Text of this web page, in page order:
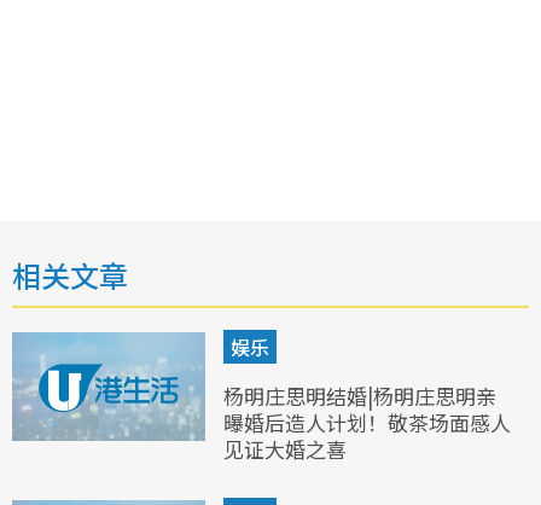
相关文章
娱乐
杨明庄思明结婚|杨明庄思明亲
曝婚后造人计划！敬茶场面感人
见证大婚之喜